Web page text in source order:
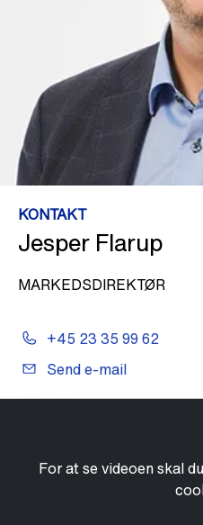
KONTAKT
Jesper Flarup
MARKEDSDIREKTØR
+45 23 35 99 62
Send e-mail
For at se videoen skal